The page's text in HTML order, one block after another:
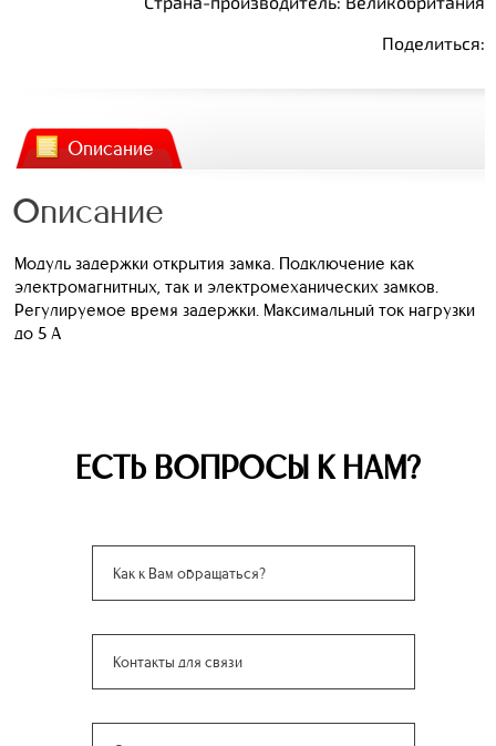
Поделиться:
Описание
Описание
Модуль задержки открытия замка. Подключение как
электромагнитных, так и электромеханических замков.
Регулируемое время задержки. Максимальный ток нагрузки
до 5 А
ЕСТЬ ВОПРОСЫ К НАМ?